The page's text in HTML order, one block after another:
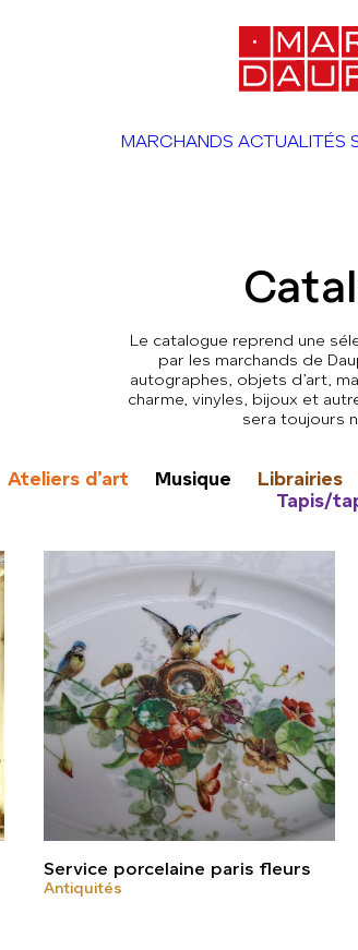
MARCHANDS ACTUALITÉS
Le catalogue reprend une
par les marchands de
autographes, objets d’art,
charme, vinyles, bijoux et
sera toujours
Ateliers d’art Musique Librairies
Tapis/
Service porcelaine paris fleurs
Antiquités